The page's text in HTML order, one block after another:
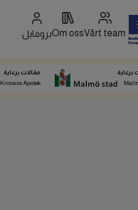
Vårt team
Om ossبروفايل
برعاية
مقالات برعاية
Kronans Apotek